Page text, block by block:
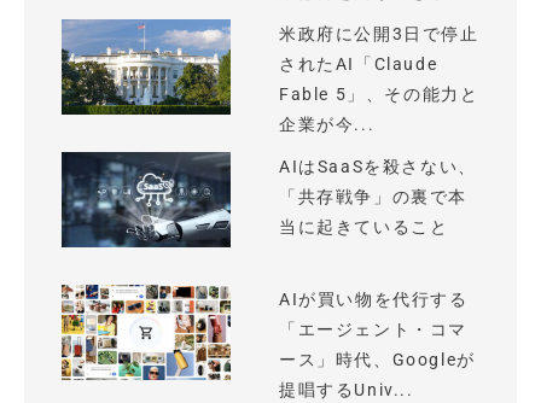
米政府に公開3日で停止
されたAI「Claude
Fable 5」、その能力と
企業が今...
AIはSaaSを殺さない、
「共存戦争」の裏で本
当に起きていること
AIが買い物を代行する
「エージェント・コマ
ース」時代、Googleが
提唱するUniv...